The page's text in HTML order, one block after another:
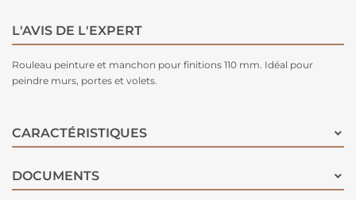
L'AVIS DE L'EXPERT
Rouleau peinture et manchon pour finitions 110 mm. Idéal pour
peindre murs, portes et volets.
CARACTÉRISTIQUES
DOCUMENTS